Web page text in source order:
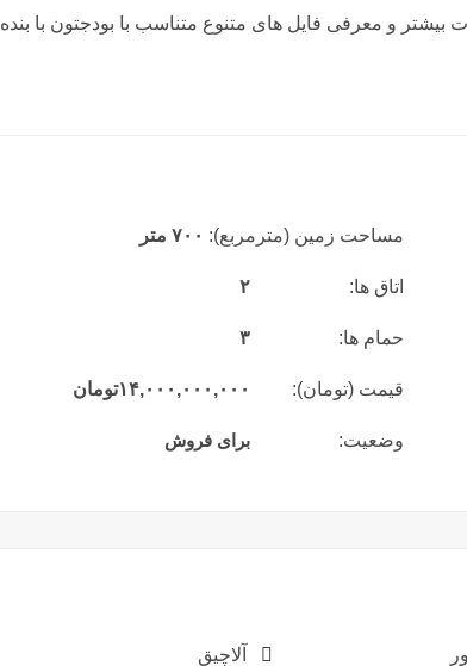
بیشتر و معرفی فایل های متنوع متناسب با بودجتون با بنده
مساحت زمین (مترمربع): ۷۰۰ متر
اتاق ها: ۲
حمام ها: ۳
قیمت (تومان): ۱۴,۰۰۰,۰۰۰,۰۰۰تومان
وضعیت: برای فروش
آلاچیق